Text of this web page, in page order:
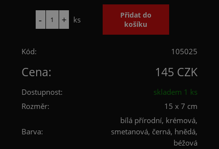
ks
Kód: 105025
Cena: 145 CZK
Dostupnost:
skladem 1 ks
Rozměr:
15 x 7 cm
Barva:
bílá přírodní, krémová,
smetanová, černá, hnědá,
béžová